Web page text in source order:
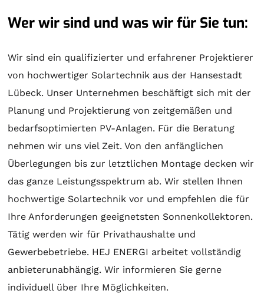
Wer wir sind und was wir für Sie tun:
Wir sind ein qualifizierter und erfahrener Projektierer
von hochwertiger Solartechnik aus der Hansestadt
Lübeck. Unser Unternehmen beschäftigt sich mit der
Planung und Projektierung von zeitgemäßen und
bedarfsoptimierten PV-Anlagen. Für die Beratung
nehmen wir uns viel Zeit. Von den anfänglichen
Überlegungen bis zur letztlichen Montage decken wir
das ganze Leistungsspektrum ab. Wir stellen Ihnen
hochwertige Solartechnik vor und empfehlen die für
Ihre Anforderungen geeignetsten Sonnenkollektoren.
Tätig werden wir für Privathaushalte und
Gewerbebetriebe. HEJ ENERGI arbeitet vollständig
anbieterunabhängig. Wir informieren Sie gerne
individuell über Ihre Möglichkeiten.